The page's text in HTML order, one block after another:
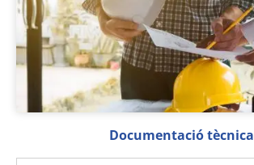
Documentació tècnica